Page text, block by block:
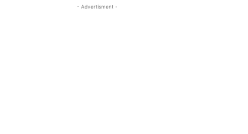
- Advertisment -